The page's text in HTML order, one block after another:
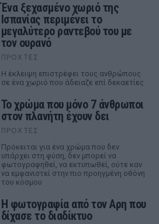
Ένα ξεχασμένο χωριό της
Ισπανίας περιμένει το
μεγαλύτερο ραντεβού του με
τον ουρανό
ΠΡΟΧΤΈΣ
Η έκλειψη επιστρέφει τους ανθρώπους
σε ένα χωριό που άδειαζε επί δεκαετίες
Το χρώμα που μόνο 7 άνθρωποι
στον πλανήτη έχουν δει
ΠΡΟΧΤΈΣ
Πρόκειται για ένα χρώμα που δεν
υπάρχει στη φύση, δεν μπορεί να
φωτογραφηθεί, να εκτυπωθεί, ούτε καν
να εμφανιστεί στην πιο προηγμένη οθόνη
του κόσμου
Η φωτογραφία από τον Αρη που
δίχασε το διαδίκτυο